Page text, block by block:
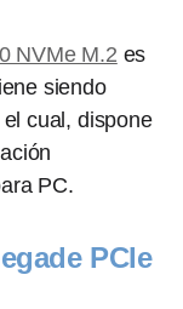
NVMe M.2 es
siendo
cual, dispone
PC.
PCIe